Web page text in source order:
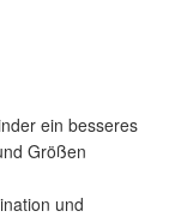
ein besseres
Größen
und